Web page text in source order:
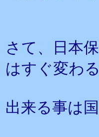
さて、日本
はすぐ変わ
出来る事は